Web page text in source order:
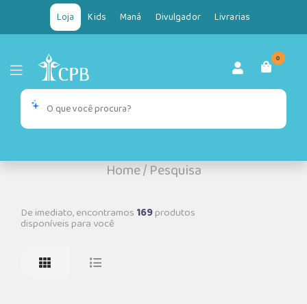
Loja Kids Maná Divulgador Livrarias
0
Home/Pesquisa
De imediato, encontramos 169produtos
disponíveis para você